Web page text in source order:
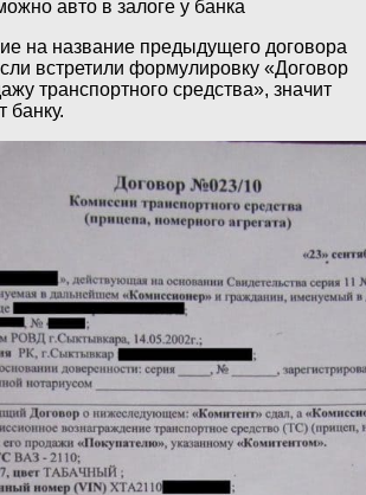
авто в залоге у банка
на название предыдущего договора
встретили формулировку «Договор
транспортного средства», значит
банку.